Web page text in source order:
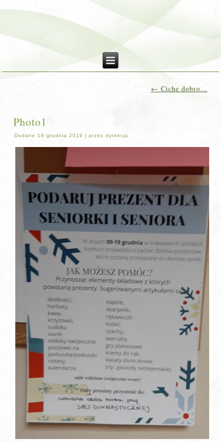
← Ciche dobro…
Photo1
Dodane 18 grudnia 2019 |przez dyrekcja